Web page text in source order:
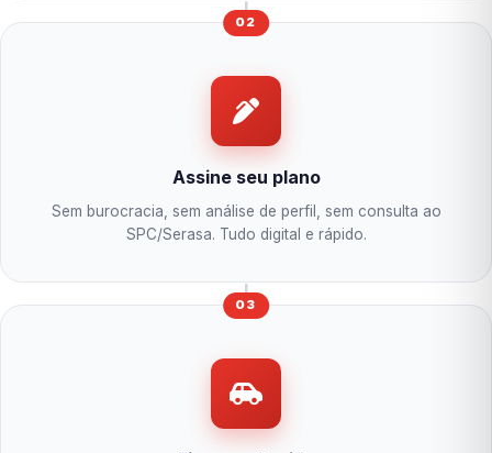
02
Assine seu plano
Sem burocracia, sem análise de perfil, sem consulta ao
SPC/Serasa. Tudo digital e rápido.
03